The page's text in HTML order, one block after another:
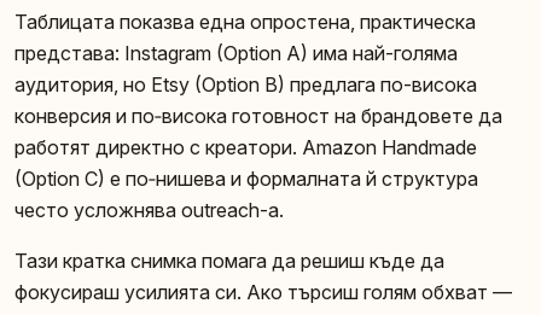
Таблицата показва една опростена, практическа
представа: Instagram (Option A) има най-голяма
аудитория, но Etsy (Option B) предлага по-висока
конверсия и по‑висока готовност на брандовете да
работят директно с креатори. Amazon Handmade
(Option C) е по‑нишева и формалната й структура
често усложнява outreach-а.
Тази кратка снимка помага да решиш къде да
фокусираш усилията си. Ако търсиш голям обхват —